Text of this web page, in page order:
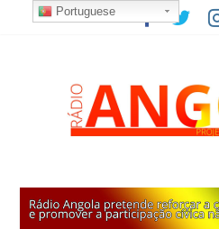
Portuguese